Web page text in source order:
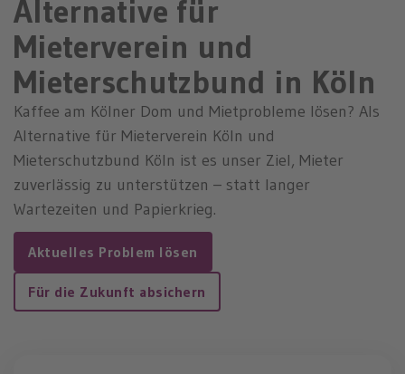
Alternative für
Mieterverein und
Mieterschutzbund in Köln
Kaffee am Kölner Dom und Mietprobleme lösen? Als
Alternative für Mieterverein Köln und
Mieterschutzbund Köln ist es unser Ziel, Mieter
zuverlässig zu unterstützen – statt langer
Wartezeiten und Papierkrieg.
Aktuelles Problem lösen
Für die Zukunft absichern